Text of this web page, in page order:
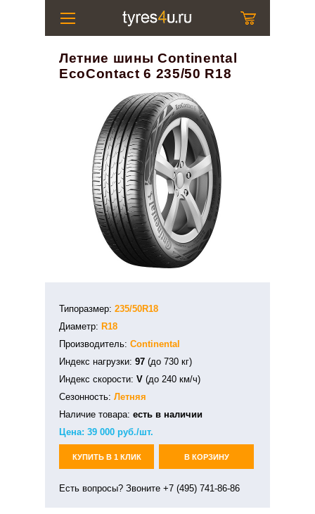
Летние шины Continental
EcoContact 6 235/50 R18
Типоразмер: 235/50R18
Диаметр: R18
Производитель: Continental
Индекс нагрузки: 97 (до 730 кг)
Индекс скорости: V (до 240 км/ч)
Сезонность: Летняя
Наличие товара: есть в наличии
Цена: 39 000 руб./шт.
КУПИТЬ В 1 КЛИК В КОРЗИНУ
Есть вопросы? Звоните +7 (495) 741-86-86